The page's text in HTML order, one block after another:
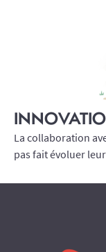
La collaboration
pas fait évoluer